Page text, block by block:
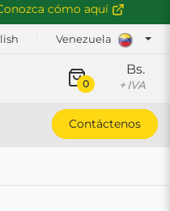
cómo aquí
Venezuela
0
Bs.
+ IVA
Contáctenos